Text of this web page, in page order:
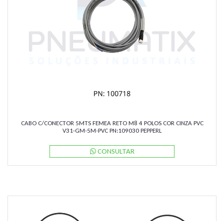
CABO C/CONECTOR 5MTS FEMEA RETO M8 4 POLOS COR CINZA PVC
V31-GM-5M-PVC PN:109030 PEPPERL
CONSULTAR